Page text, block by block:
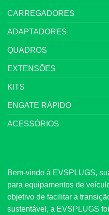
CARREGADORES
ADAPTADORES
QUADROS
EXTENSÕES
KITS
ENGATE RÁPIDO
ACESSÓRIOS
Bem-vindo à EVSPLUGS,
para equipamentos de
objetivo de facilitar a
sustentável, a EVSPLUGS